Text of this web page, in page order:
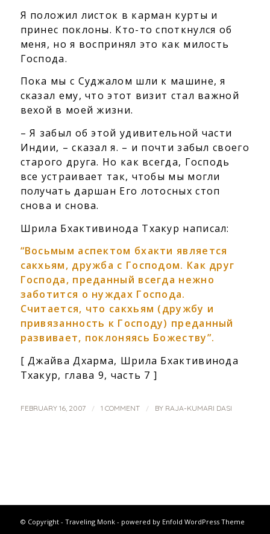
Я положил листок в карман курты и
принес поклоны. Кто-то споткнулся об
меня, но я воспринял это как милость
Господа.
Пока мы с Суджалом шли к машине, я
сказал ему, что этот визит стал важной
вехой в моей жизни.
– Я забыл об этой удивительной части
Индии, – сказал я. – и почти забыл своего
старого друга. Но как всегда, Господь
все устраивает так, чтобы мы могли
получать даршан Его лотосных стоп
снова и снова.
Шрила Бхактивинода Тхакур написал:
“Восьмым аспектом бхакти является
сакхьям, дружба с Господом. Как друг
Господа, преданный всегда нежно
заботится о нуждах Господа.
Считается, что сакхьям (дружбу и
привязанность к Господу) преданный
развивает, поклоняясь Божеству”.
[ Джайва Дхарма, Шрила Бхактивинода
Тхакур, глава 9, часть 7 ]
FEBRUARY 16, 2007 / 1 COMMENT / BY RAJA-KUMARI DASI
© Copyright - Traveling Monk- powered by Enfold WordPress Theme